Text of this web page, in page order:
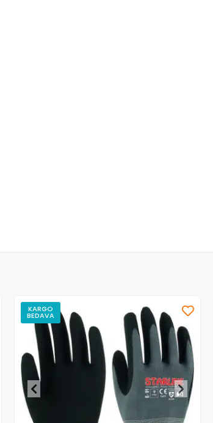
KARGO
BEDAVA